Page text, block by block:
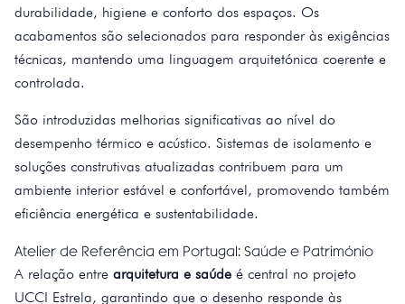
durabilidade, higiene e conforto dos espaços. Os
acabamentos são selecionados para responder às exigências
técnicas, mantendo uma linguagem arquitetónica coerente e
controlada.
São introduzidas melhorias significativas ao nível do
desempenho térmico e acústico. Sistemas de isolamento e
soluções construtivas atualizadas contribuem para um
ambiente interior estável e confortável, promovendo também
eficiência energética e sustentabilidade.
Atelier de Referência em Portugal: Saúde e Património
A relação entre arquitetura e saúde é central no projeto
UCCI Estrela, garantindo que o desenho responde às